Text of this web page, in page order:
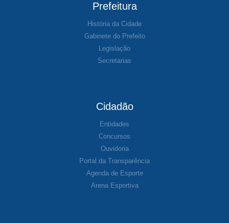
Prefeitura
História da Cidade
Gabinete do Prefeito
Legislação
Secretarias
Cidadão
Entidades
Concursos
Ouvidoria
Portal da Transparência
Agenda de Esporte
Arena Esportiva